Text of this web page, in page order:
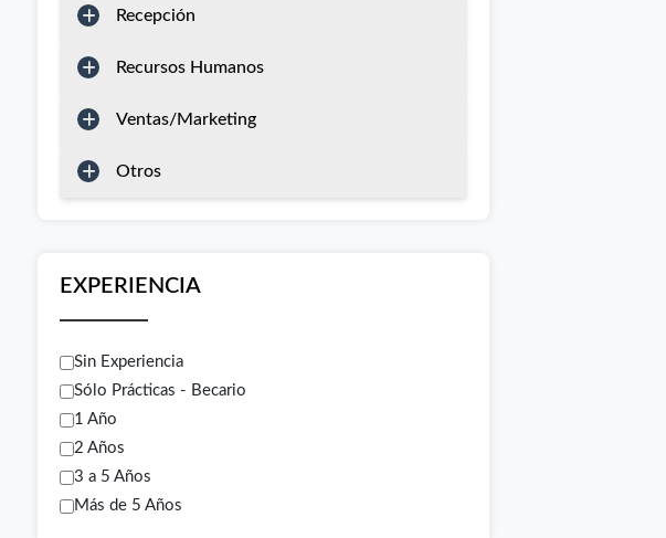
Recepción
Recursos Humanos
Ventas/Marketing
Otros
EXPERIENCIA
Sin Experiencia
Sólo Prácticas - Becario
1 Año
2 Años
3 a 5 Años
Más de 5 Años